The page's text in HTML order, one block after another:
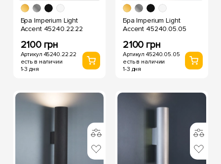
Бра Imperium Light
Accent 45240.22.22
2100 грн
Артикул 45240.22.22
есть в наличии
1-3 дня
Бра Imperium Light
Accent 45240.05.05
2100 грн
Артикул 45240.05.05
есть в наличии
1-3 дня